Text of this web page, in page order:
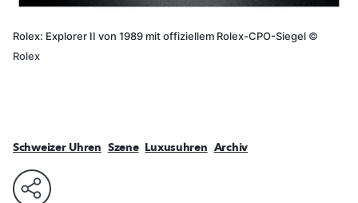
Rolex: Explorer II von 1989 mit offiziellem Rolex-CPO-Siegel ©
Rolex
Schweizer Uhren Szene Luxusuhren Archiv